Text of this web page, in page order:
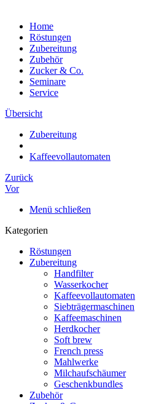
Home
Röstungen
Zubereitung
Zubehör
Zucker & Co.
Seminare
Service
Übersicht
Zubereitung
Kaffeevollautomaten
Zurück
Vor
Menü schließen
Kategorien
Röstungen
Zubereitung
Handfilter
Wasserkocher
Kaffeevollautomaten
Siebträgermaschinen
Kaffeemaschinen
Herdkocher
Soft brew
French press
Mahlwerke
Milchaufschäumer
Geschenkbundles
Zubehör